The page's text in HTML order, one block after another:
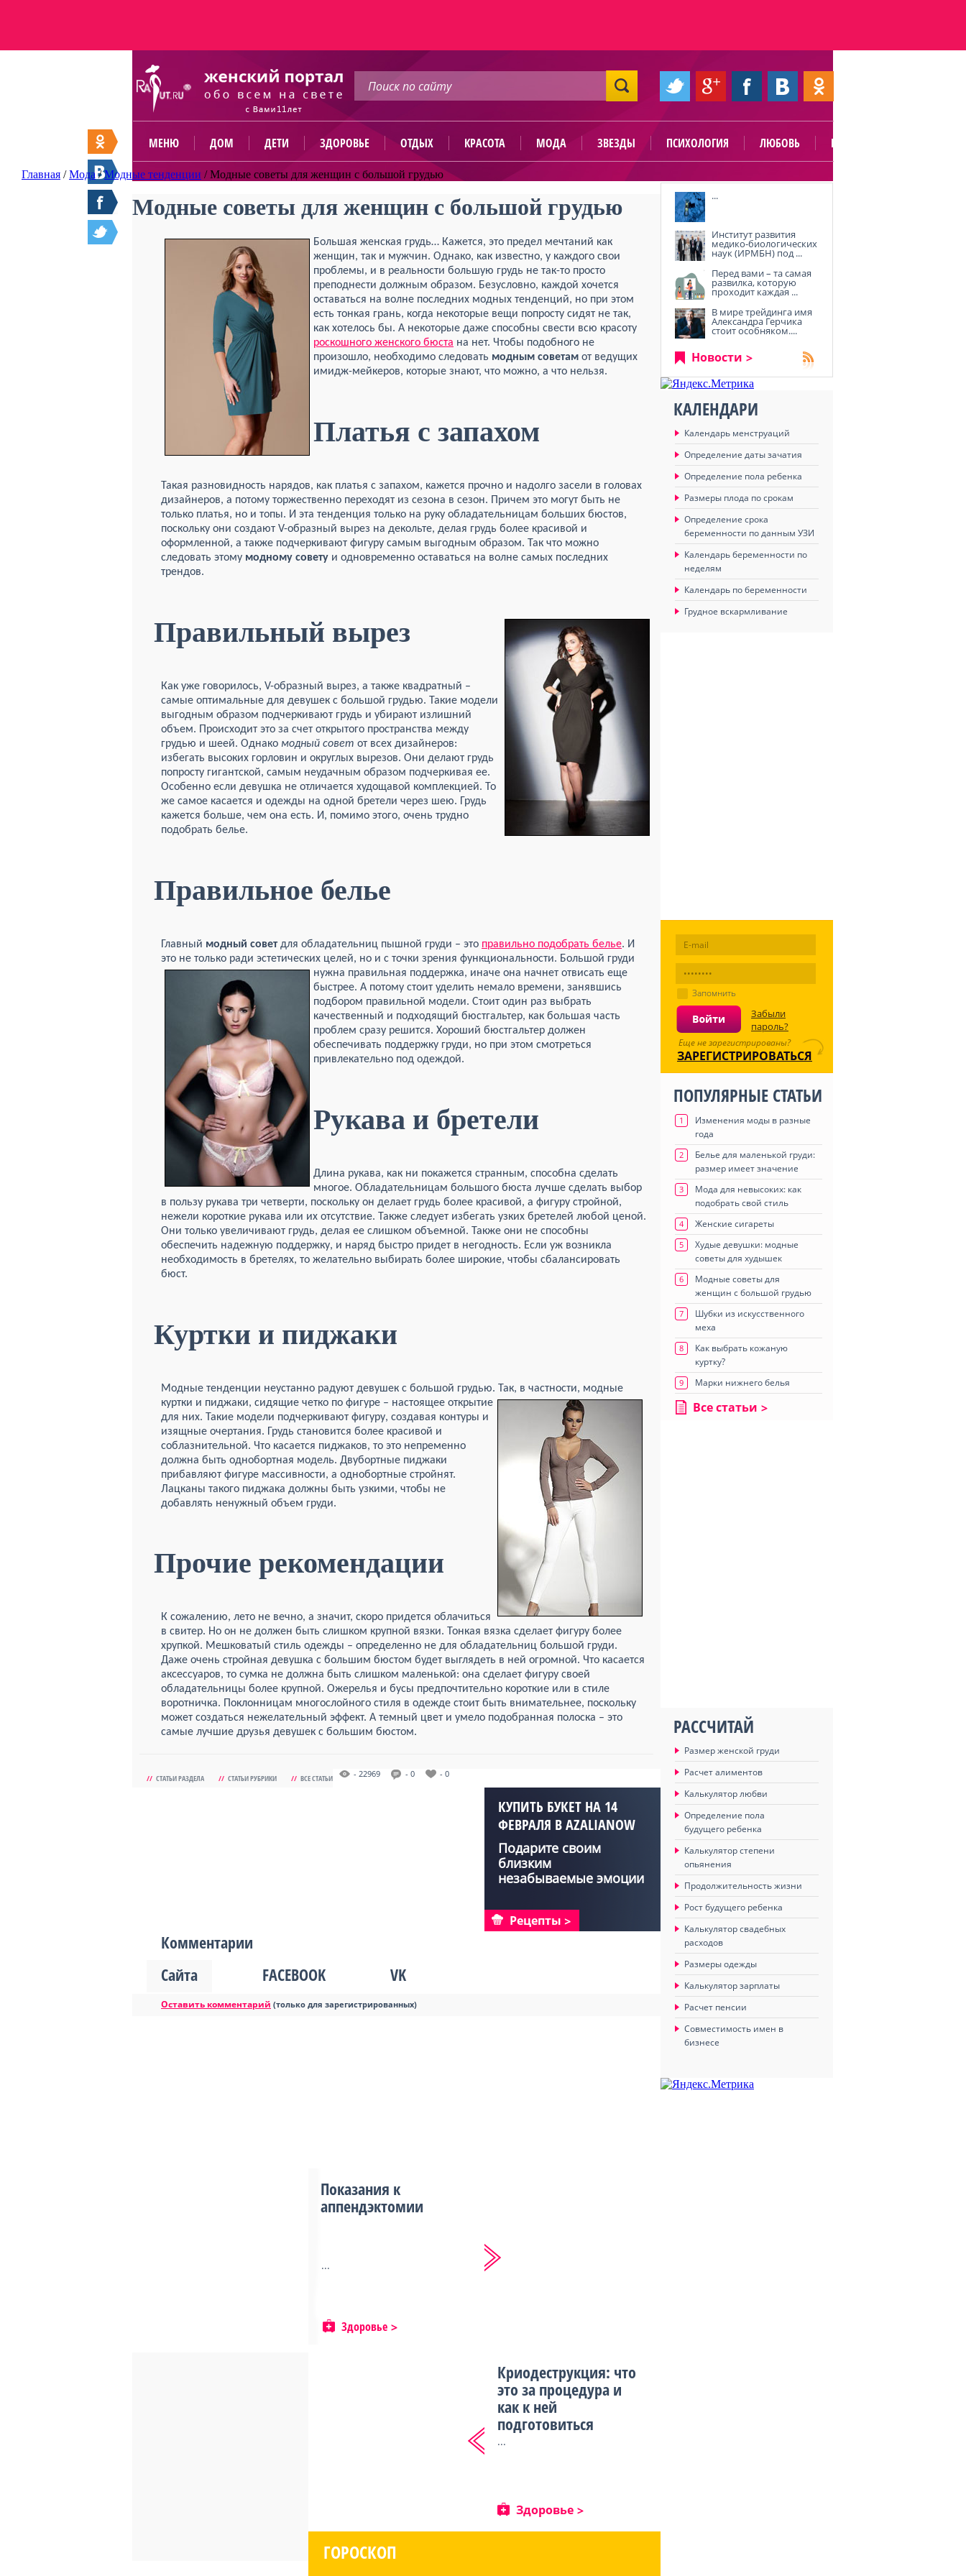
МЕНЮ ДОМ ДЕТИ ЗДОРОВЬЕ ОТДЫХ КРАСОТА МОДА ЗВЕЗДЫ ПСИХОЛОГИЯ ЛЮБОВЬ ПОЛЕЗНО
Главная /Мода /Модные тенденции /Модные советы для женщин с большой грудью
Модные советы для женщин с большой грудью
Большая женская грудь… Кажется, это предел мечтаний как
женщин, так и мужчин. Однако, как известно, у каждого свои
проблемы, и в реальности большую грудь не так-то просто
преподнести должным образом. Безусловно, каждой хочется
оставаться на волне последних модных тенденций, но при этом
есть тонкая грань, когда некоторые вещи попросту сидят не так,
как хотелось бы. А некоторые даже способны свести всю красоту
роскошного женского бюста на нет. Чтобы подобного не
произошло, необходимо следовать модным советам от ведущих
имидж-мейкеров, которые знают, что можно, а что нельзя.
Платья с запахом
Такая разновидность нарядов, как платья с запахом, кажется прочно и надолго засели в головах
дизайнеров, а потому торжественно переходят из сезона в сезон. Причем это могут быть не
только платья, но и топы. И эта тенденция только на руку обладательницам больших бюстов,
поскольку они создают V-образный вырез на декольте, делая грудь более красивой и
оформленной, а также подчеркивают фигуру самым выгодным образом. Так что можно
следовать этому модному совету и одновременно оставаться на волне самых последних
трендов.
Правильный вырез
Как уже говорилось, V-образный вырез, а также квадратный –
самые оптимальные для девушек с большой грудью. Такие модели
выгодным образом подчеркивают грудь и убирают излишний
объем. Происходит это за счет открытого пространства между
грудью и шеей. Однако модный совет от всех дизайнеров:
избегать высоких горловин и округлых вырезов. Они делают грудь
попросту гигантской, самым неудачным образом подчеркивая ее.
Особенно если девушка не отличается худощавой комплекцией. То
же самое касается и одежды на одной бретели через шею. Грудь
кажется больше, чем она есть. И, помимо этого, очень трудно
подобрать белье.
Правильное белье
Главный модный советдля обладательниц пышной груди – это правильно подобрать белье. И
это не только ради эстетических целей, но и с точки зрения функциональности. Большой груди
нужна правильная поддержка, иначе она начнет отвисать еще
быстрее. А потому стоит уделить немало времени, занявшись
подбором правильной модели. Стоит один раз выбрать
качественный и подходящий бюстгальтер, как большая часть
проблем сразу решится. Хороший бюстгальтер должен
обеспечивать поддержку груди, но при этом смотреться
привлекательно под одеждой.
Рукава и бретели
Длина рукава, как ни покажется странным, способна сделать
многое. Обладательницам большого бюста лучше сделать выбор
в пользу рукава три четверти, поскольку он делает грудь более красивой, а фигуру стройной,
нежели короткие рукава или их отсутствие. Также следует избегать узких бретелей любой ценой.
Они только увеличивают грудь, делая ее слишком объемной. Также они не способны
обеспечить надежную поддержку, и наряд быстро придет в негодность. Если уж возникла
необходимость в бретелях, то желательно выбирать более широкие, чтобы сбалансировать
бюст.
Куртки и пиджаки
Модные тенденции неустанно радуют девушек с большой грудью. Так, в частности, модные
куртки и пиджаки, сидящие четко по фигуре – настоящее открытие
для них. Такие модели подчеркивают фигуру, создавая контуры и
изящные очертания. Грудь становится более красивой и
соблазнительной. Что касается пиджаков, то это непременно
должна быть однобортная модель. Двубортные пиджаки
прибавляют фигуре массивности, а однобортные стройнят.
Лацканы такого пиджака должны быть узкими, чтобы не
добавлять ненужный объем груди.
Прочие рекомендации
К сожалению, лето не вечно, а значит, скоро придется облачиться
в свитер. Но он не должен быть слишком крупной вязки. Тонкая вязка сделает фигуру более
хрупкой. Мешковатый стиль одежды – определенно не для обладательниц большой груди.
Даже очень стройная девушка с большим бюстом будет выглядеть в ней огромной. Что касается
аксессуаров, то сумка не должна быть слишком маленькой: она сделает фигуру своей
обладательницы более крупной. Ожерелья и бусы предпочтительно короткие или в стиле
воротничка. Поклонницам многослойного стиля в одежде стоит быть внимательнее, поскольку
может создаться нежелательный эффект. А темный цвет и умело подобранная полоска – это
самые лучшие друзья девушек с большим бюстом.
// СТАТЬИ РАЗДЕЛА // СТАТЬИ РУБРИКИ // ВСЕ СТАТЬИ - 22969 - 0 - 0
КУПИТЬ БУКЕТ НА 14
ФЕВРАЛЯ В AZALIANOW
Подарите своим
близким
незабываемые эмоции
Рецепты
Комментарии
Сайта
FACEBOOK VK
Оставить комментарий (только для зарегистрированных)
Показания к
аппендэктомии
...
Здоровье
Криодеструкция: что
это за процедура и
как к ней
подготовиться
...
Здоровье
ГОРОСКОП
...
Институт развития
медико-биологических
наук (ИРМБН) под ...
Перед вами – та самая
развилка, которую
проходит каждая ...
В мире трейдинга имя
Александра Герчика
стоит особняком....
Новости
КАЛЕНДАРИ
Календарь менструаций
Определение даты зачатия
Определение пола ребенка
Размеры плода по срокам
Определение срока
беременности по данным УЗИ
Календарь беременности по
неделям
Календарь по беременности
Грудное вскармливание
Запомнить
Забыли
пароль?
Еще не зарегистрированы?
ЗАРЕГИСТРИРОВАТЬСЯ
ПОПУЛЯРНЫЕ СТАТЬИ
1
Изменения моды в разные
года
2
Белье для маленькой груди:
размер имеет значение
3
Мода для невысоких: как
подобрать свой стиль
4 Женские сигареты
5
Худые девушки: модные
советы для худышек
6
Модные советы для
женщин с большой грудью
7
Шубки из искусственного
меха
8
Как выбрать кожаную
куртку?
9 Марки нижнего белья
Все статьи
РАССЧИТАЙ
Размер женской груди
Расчет алиментов
Калькулятор любви
Определение пола
будущего ребенка
Калькулятор степени
опьянения
Продолжительность жизни
Рост будущего ребенка
Калькулятор свадебных
расходов
Размеры одежды
Калькулятор зарплаты
Расчет пенсии
Совместимость имен в
бизнесе